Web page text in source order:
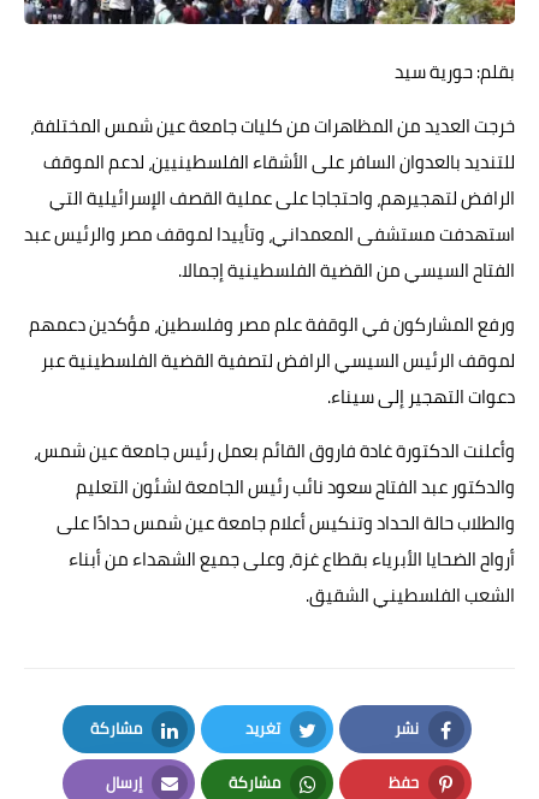
حوادث وقضايا
الصحه والجمال
فن المطبخ
مقالات
بقلم: حورية سيد
خرجت العديد من المظاهرات من كليات جامعة عين شمس المختلفة،
للتنديد بالعدوان السافر على الأشقاء الفلسطينيين، لدعم الموقف
الرافض لتهجيرهم، واحتجاجا على عملية القصف الإسرائيلية التي
استهدفت مستشفى المعمداني، وتأييدا لموقف مصر والرئيس عبد
الفتاح السيسي من القضية الفلسطينية إجمالا.
ورفع المشاركون في الوقفة علم مصر وفلسطين، مؤكدين دعمهم
لموقف الرئيس السيسي الرافض لتصفية القضية الفلسطينية عبر
دعوات التهجير إلى سيناء.
وأعلنت الدكتورة غادة فاروق القائم بعمل رئيس جامعة عين شمس،
والدكتور عبد الفتاح سعود نائب رئيس الجامعة لشئون التعليم
والطلاب حالة الحداد وتنكيس أعلام جامعة عين شمس حدادًا على
أرواح الضحايا الأبرياء بقطاع غزة، وعلى جميع الشهداء من أبناء
الشعب الفلسطيني الشقيق.
نشر
Facebook
تغريد
Twitter
مشاركة
LinkedIn
حفظ مشاركة إرسال